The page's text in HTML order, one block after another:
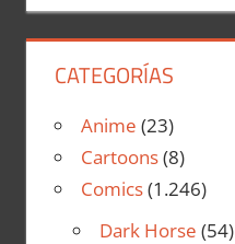
CATEGORÍAS
Anime (23)
Cartoons(8)
Comics(1.246)
Dark Horse (54)